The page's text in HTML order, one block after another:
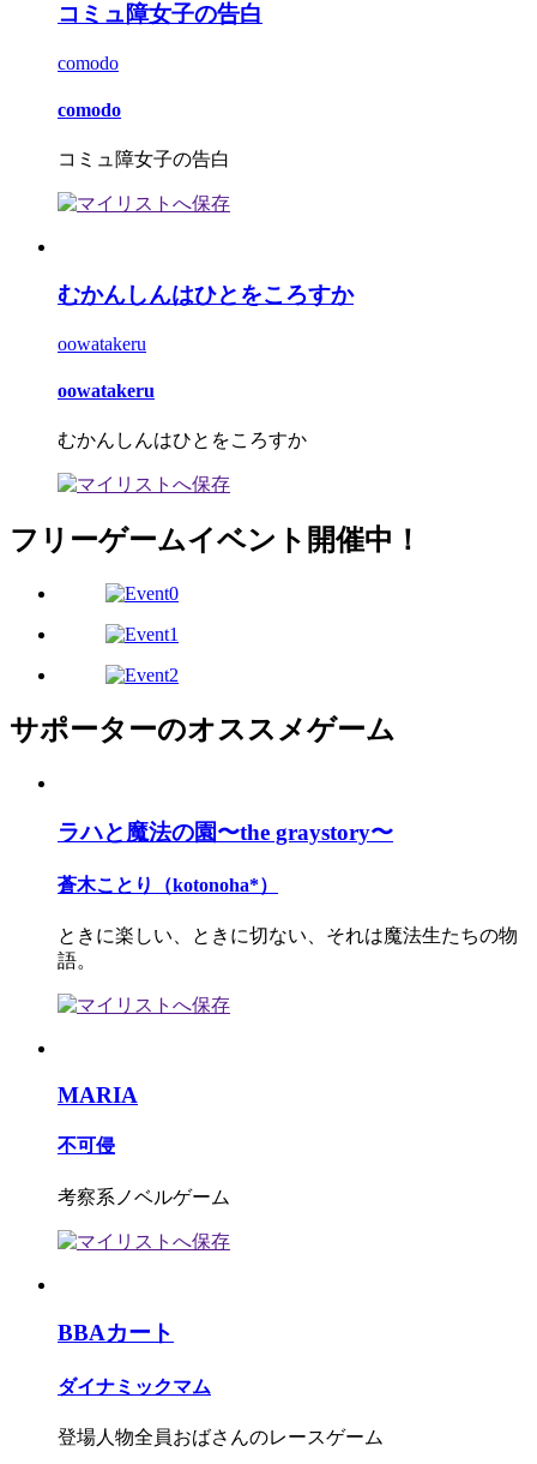
コミュ障女子の告白
comodo
comodo
コミュ障女子の告白
むかんしんはひとをころすか
oowatakeru
oowatakeru
むかんしんはひとをころすか
フリーゲームイベント開催中！
サポーターのオススメゲーム
ラハと魔法の園〜the graystory〜
蒼木ことり（kotonoha*）
ときに楽しい、ときに切ない、それは魔法生たちの物
語。
MARIA
不可侵
考察系ノベルゲーム
BBAカート
ダイナミックマム
登場人物全員おばさんのレースゲーム